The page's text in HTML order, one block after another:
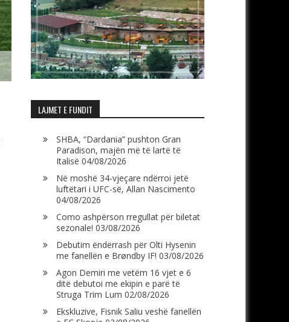
LAJMET E FUNDIT
SHBA, “Dardania” pushton Gran
Paradison, majën më të lartë të
Italisë 04/08/2026
Në moshë 34-vjeçare ndërroi jetë
luftëtari i UFC-së, Allan Nascimento
04/08/2026
Como ashpërson rregullat për biletat
sezonale! 03/08/2026
Debutim ëndërrash për Olti Hysenin
me fanellën e Brøndby IF! 03/08/2026
Agon Demiri me vetëm 16 vjet e 6
ditë debutoi me ekipin e parë të
Struga Trim Lum 02/08/2026
Ekskluzive, Fisnik Saliu veshë fanellën